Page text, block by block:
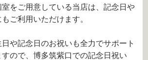
をご用意している当店は、記念日や
ご利用いただけます。
や記念日のお祝いも全力でサポート
ので、博多筑紫口での記念日祝い